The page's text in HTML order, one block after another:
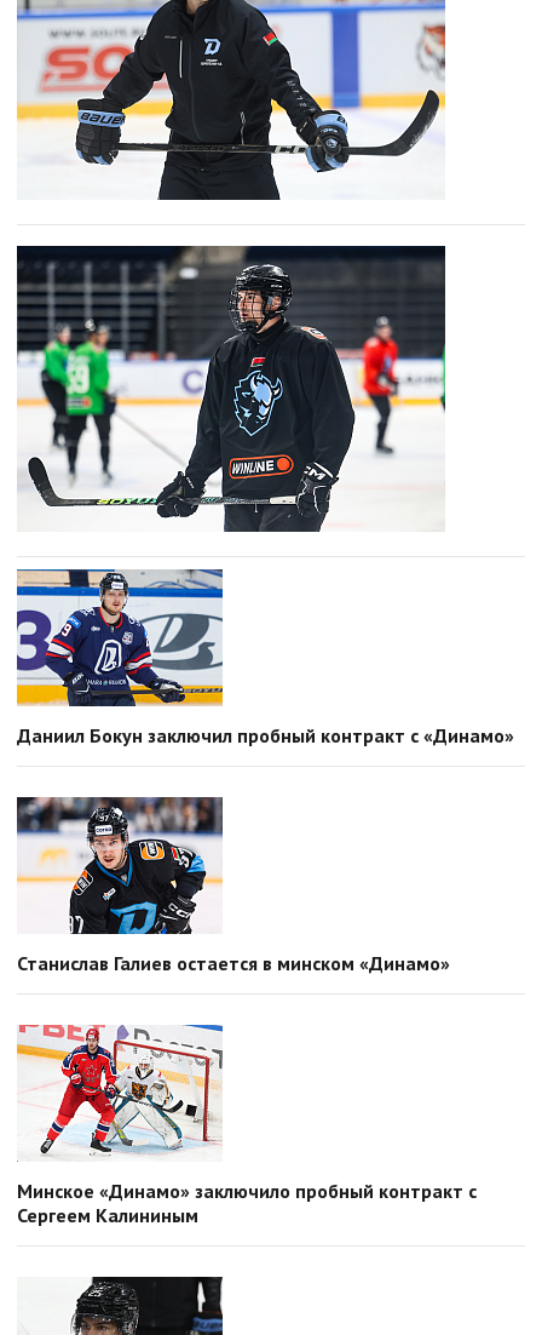
Даниил Бокун заключил пробный контракт с «Динамо»
Станислав Галиев остается в минском «Динамо»
Минское «Динамо» заключило пробный контракт с
Сергеем Калининым